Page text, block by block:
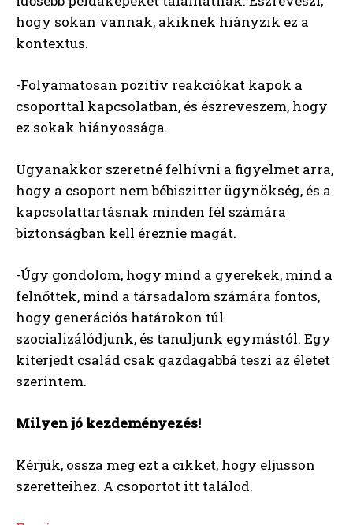
hogy sokan vannak, akiknek hiányzik ez a
kontextus.
-Folyamatosan pozitív reakciókat kapok a
csoporttal kapcsolatban, és észreveszem, hogy
ez sokak hiányossága.
Ugyanakkor szeretné felhívni a figyelmet arra,
hogy a csoport nem bébiszitter ügynökség, és a
kapcsolattartásnak minden fél számára
biztonságban kell éreznie magát.
-Úgy gondolom, hogy mind a gyerekek, mind a
felnőttek, mind a társadalom számára fontos,
hogy generációs határokon túl
szocializálódjunk, és tanuljunk egymástól. Egy
kiterjedt család csak gazdagabbá teszi az életet
szerintem.
Milyen jó kezdeményezés!
Kérjük, ossza meg ezt a cikket, hogy eljusson
szeretteihez. A csoportot itt találod.